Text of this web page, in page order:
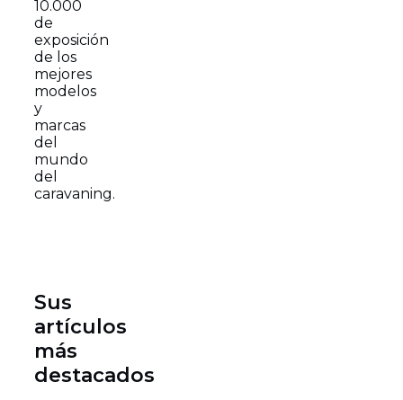
10.000
de
exposición
de los
mejores
modelos
y
marcas
del
mundo
del
caravaning.
Sus
artículos
más
destacados